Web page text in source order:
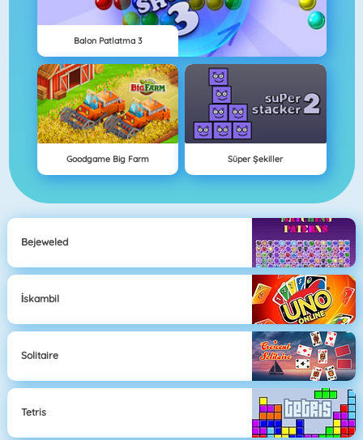
Balon Patlatma 3
Goodgame Big Farm Süper Şekiller
Bejeweled
İskambil
Solitaire
Tetris